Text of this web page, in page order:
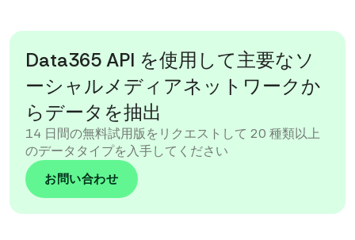
Data365 API を使用して主要なソ
ーシャルメディアネットワークか
らデータを抽出
14 日間の無料試用版をリクエストして 20 種類以上
のデータタイプを入手してください
お問い合わせ